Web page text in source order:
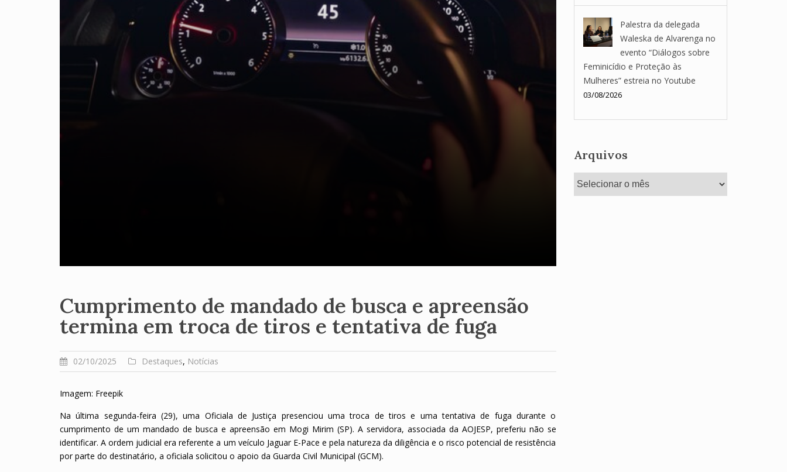
Cumprimento de mandado de busca e apreensão
termina em troca de tiros e tentativa de fuga
02/10/2025 Destaques, Notícias
Imagem: Freepik
Na última segunda-feira (29), uma Oficiala de Justiça presenciou uma troca de tiros e uma tentativa de fuga durante o
cumprimento de um mandado de busca e apreensão em Mogi Mirim (SP). A servidora, associada da AOJESP, preferiu não se
identificar. A ordem judicial era referente a um veículo Jaguar E-Pace e pela natureza da diligência e o risco potencial de resistência
por parte do destinatário, a oficiala solicitou o apoio da Guarda Civil Municipal (GCM).
Palestra da delegada
Waleska de Alvarenga no
evento “Diálogos sobre
Feminicídio e Proteção às
Mulheres” estreia no Youtube
03/08/2026
Arquivos
Arquivos